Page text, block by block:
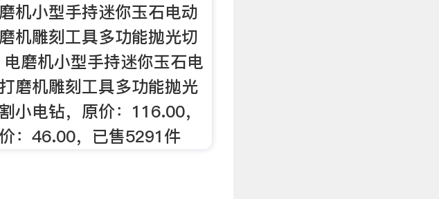
机小型手持迷你玉石电动
机雕刻工具多功能抛光切
磨机小型手持迷你玉石电
磨机雕刻工具多功能抛光
小电钻，原价：116.00，
：46.00，已售5291件